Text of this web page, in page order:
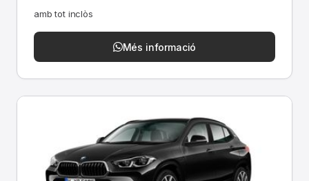
amb tot inclòs
Més informació